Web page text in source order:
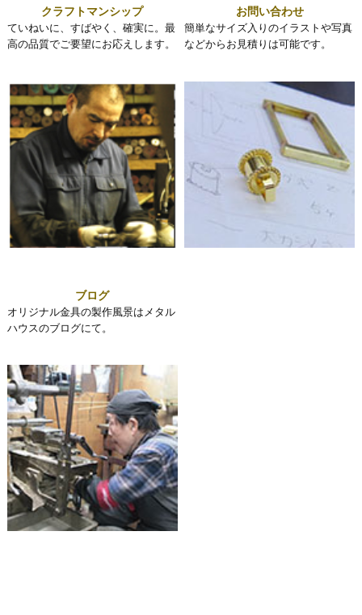
クラフトマンシップ
ていねいに、すばやく、確実に。最
高の品質でご要望にお応えします。
お問い合わせ
簡単なサイズ入りのイラストや写真
などからお見積りは可能です。
ブログ
オリジナル金具の製作風景はメタル
ハウスのブログにて。